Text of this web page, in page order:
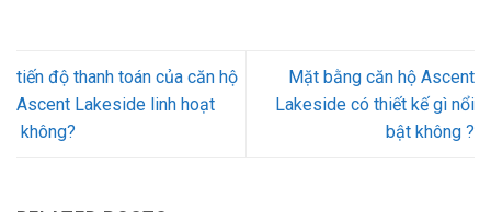
tiến độ thanh toán của căn hộ
Ascent Lakeside linh hoạt
không?
Mặt bằng căn hộ Ascent
Lakeside có thiết kế gì nổi
bật không ?